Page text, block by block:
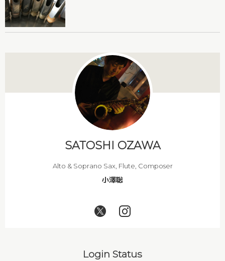
SATOSHI OZAWA
Alto & Soprano Sax, Flute, Composer
小澤聡
Login Status